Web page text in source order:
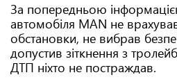
За попередньою
автомобіля MAN не
обстановки, не вибрав
допустив зіткнення з
ДТП ніхто не постраждав.